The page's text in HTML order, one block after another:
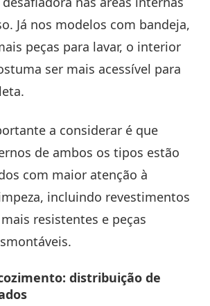
Já nos modelos com bandeja,
peças para lavar, o interior
ser mais acessível para
a considerar é que
de ambos os tipos estão
com maior atenção à
incluindo revestimentos
resistentes e peças
distribuição de